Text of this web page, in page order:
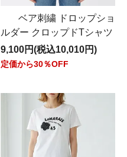
ベア刺繍 ドロップショ
ルダー クロップドTシャツ
9,100円(税込10,010円)
定価から30％OFF